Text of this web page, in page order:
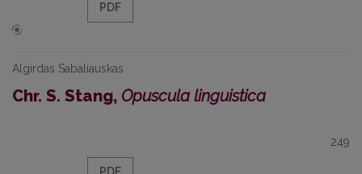
PDF
Algirdas Sabaliauskas
Chr. S. Stang, Opuscula linguistica
249